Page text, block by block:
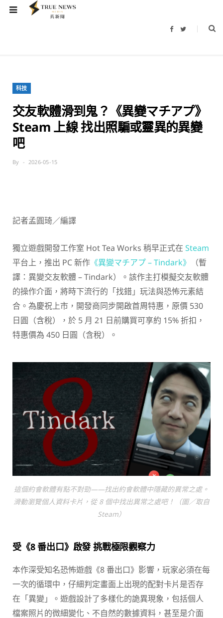
F
b
T
t
科技
交友軟體滑到鬼？《異變マチアプ》
Steam 上線 找出照騙或靈異的異變
吧
By 2026-05-15
記者孟圓琦／編譯
獨立遊戲開發工作室 Hot Tea Works 稍早正式在 Steam
平台上，推出 PC 新作 《異變マチアプ – Tindark》
（暫
譯：異變交友軟體 – Tindark）。該作主打模擬交友軟體
的操作介面，將時下流行的「找錯」玩法與恐怖元素結
合。為慶祝上市，開發商同步開啟首周特惠，原價 530
日圓（含稅），於 5 月 21 日前購買可享約 15% 折扣，
特惠價為 450 日圓（含稅）。
這個約會軟體有點不對勁——找出約會軟體中隱藏的異常之處。
滑動瀏覽個人資料卡片，從 8 個中找出異常之處吧！（圖／取自
Steam）
受《8 番出口》啟發 挑戰極限觀察力
本作深受知名恐怖遊戲《8 番出口》影響，玩家必須在每
一次的循環中，仔細判定畫面上出現的配對卡片是否存
在「異變」。遊戲設計了多樣化的詭異現象，包括個人
檔案照片的微細變化、不自然的數據資料，甚至是介面